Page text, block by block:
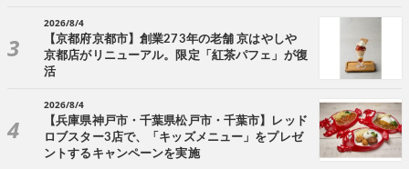
2026/8/4
【京都府京都市】創業273年の老舗 京はやしや
京都店がリニューアル。限定「紅茶パフェ」が復
活
2026/8/4
【兵庫県神戸市・千葉県松戸市・千葉市】レッド
ロブスター3店で、「キッズメニュー」をプレゼ
ントするキャンペーンを実施